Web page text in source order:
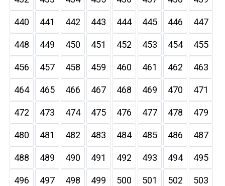
440 441 442 443 444 445 446 447
448 449 450 451 452 453 454 455
456 457 458 459 460 461 462 463
464 465 466 467 468 469 470 471
472 473 474 475 476 477 478 479
480 481 482 483 484 485 486 487
488 489 490 491 492 493 494 495
496 497 498 499 500 501 502 503